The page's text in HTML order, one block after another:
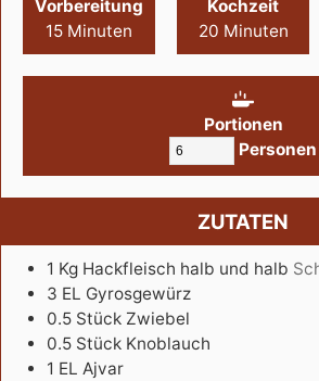
Vorbereitung
15 Minuten
Kochzeit
20 Minuten
Portionen
Personen
ZUTATEN
1 Kg Hackfleisch halb und halb
3 EL Gyrosgewürz
0.5 Stück Zwiebel
0.5 Stück Knoblauch
1 EL Ajvar